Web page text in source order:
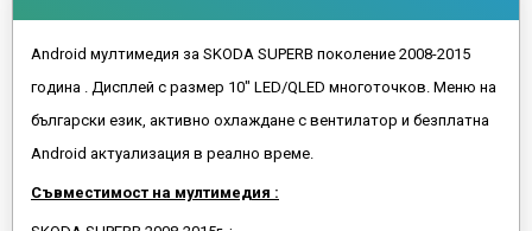
Android мултимедия зa SKODA SUPERB поколение 2008-2015
година . Дисплей с размер 10" LED/QLED многоточков. Меню на
български език, активно охлаждане с вентилатор и безплатна
Android актуализация в реално време.
Съвместимост на мултимедия :